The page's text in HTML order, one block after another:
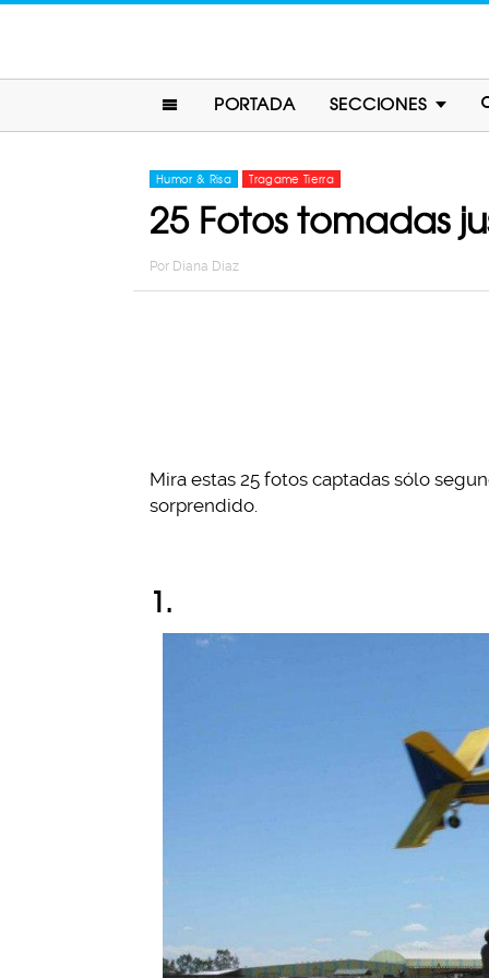
PORTADA SECCIONES
Humor & Risa Tragame Tierra
25 Fotos tomadas
Por Diana Diaz
Mira estas 25 fotos captadas sólo
sorprendido.
1.